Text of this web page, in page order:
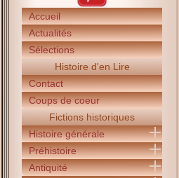
Accueil
Actualités
Sélections
Histoire d'en Lire
Contact
Coups de coeur
Fictions historiques
Histoire générale
Préhistoire
Antiquité